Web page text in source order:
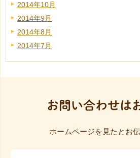
2014年10月
2014年9月
2014年8月
2014年7月
お問い合わせは
ホームページを見たとお